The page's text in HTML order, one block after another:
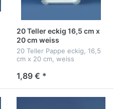
20 Teller eckig 16,5 cm x
20 cm weiss
20 Teller Pappe eckig, 16,5
cm x 20 cm, weiss
1,89 € *